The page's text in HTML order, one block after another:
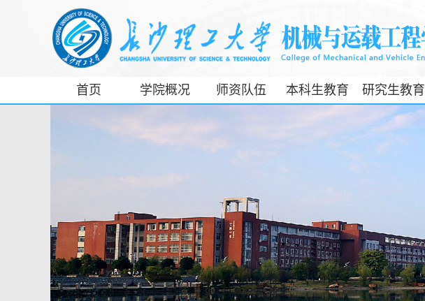
首页 学院概况 师资队伍 本科生教育 研究生教育
工信部专精特